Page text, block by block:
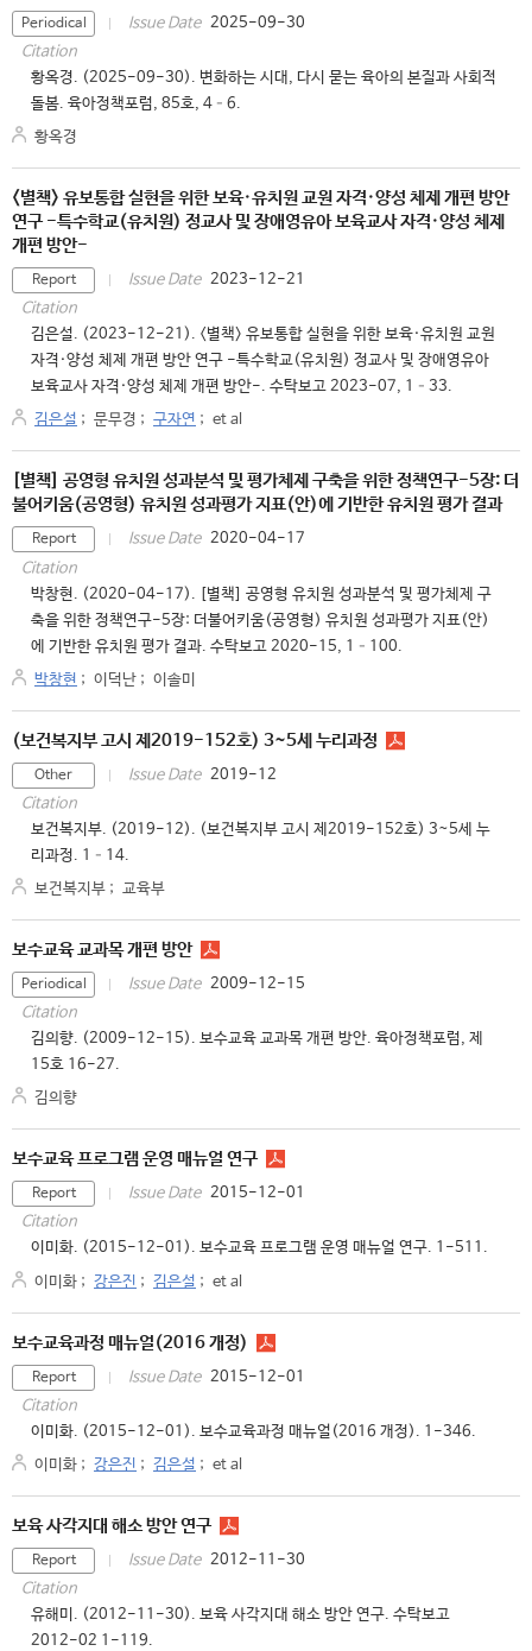
Periodical Issue Date 2025-09-30
Citation
황옥경. (2025-09-30). 변화하는 시대, 다시 묻는 육아의 본질과 사회적
돌봄. 육아정책포럼, 85호, 4–6.
황옥경
<별책> 유보통합 실현을 위한 보육·유치원 교원 자격·양성 체제 개편 방안
연구 -특수학교(유치원) 정교사 및 장애영유아 보육교사 자격·양성 체제
개편 방안-
Report Issue Date 2023-12-21
Citation
김은설. (2023-12-21). <별책> 유보통합 실현을 위한 보육·유치원 교원
자격·양성 체제 개편 방안 연구 -특수학교(유치원) 정교사 및 장애영유아
보육교사 자격·양성 체제 개편 방안-. 수탁보고 2023-07, 1–33.
김은설 ; 문무경 ; 구자연 ; et al
[별책] 공영형 유치원 성과분석 및 평가체제 구축을 위한 정책연구-5장: 더
불어키움(공영형) 유치원 성과평가 지표(안)에 기반한 유치원 평가 결과
Report Issue Date 2020-04-17
Citation
박창현. (2020-04-17). [별책] 공영형 유치원 성과분석 및 평가체제 구
축을 위한 정책연구-5장: 더불어키움(공영형) 유치원 성과평가 지표(안)
에 기반한 유치원 평가 결과. 수탁보고 2020-15, 1–100.
박창현 ; 이덕난 ; 이솔미
(보건복지부 고시 제2019-152호) 3~5세 누리과정
Other Issue Date 2019-12
Citation
보건복지부. (2019-12). (보건복지부 고시 제2019-152호) 3~5세 누
리과정. 1–14.
보건복지부 ; 교육부
보수교육 교과목 개편 방안
Periodical Issue Date 2009-12-15
Citation
김의향. (2009-12-15). 보수교육 교과목 개편 방안. 육아정책포럼, 제
15호 16-27.
김의향
보수교육 프로그램 운영 매뉴얼 연구
Report Issue Date 2015-12-01
Citation
이미화. (2015-12-01). 보수교육 프로그램 운영 매뉴얼 연구. 1-511.
이미화 ; 강은진 ; 김은설 ; et al
보수교육과정 매뉴얼(2016 개정)
Report Issue Date 2015-12-01
Citation
이미화. (2015-12-01). 보수교육과정 매뉴얼(2016 개정). 1-346.
이미화 ; 강은진 ; 김은설 ; et al
보육 사각지대 해소 방안 연구
Report Issue Date 2012-11-30
Citation
유해미. (2012-11-30). 보육 사각지대 해소 방안 연구. 수탁보고
2012-02 1-119.